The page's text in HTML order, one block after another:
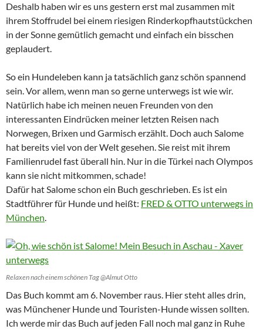
Deshalb haben wir es uns gestern erst mal zusammen mit
ihrem Stoffrudel bei einem riesigen Rinderkopfhautstückchen
in der Sonne gemütlich gemacht und einfach ein bisschen
geplaudert.
So ein Hundeleben kann ja tatsächlich ganz schön spannend
sein. Vor allem, wenn man so gerne unterwegs ist wie wir.
Natürlich habe ich meinen neuen Freunden von den
interessanten Eindrücken meiner letzten Reisen nach
Norwegen, Brixen und Garmisch erzählt. Doch auch Salome
hat bereits viel von der Welt gesehen. Sie reist mit ihrem
Familienrudel fast überall hin. Nur in die Türkei nach Olympos
kann sie nicht mitkommen, schade!
Dafür hat Salome schon ein Buch geschrieben. Es ist ein
Stadtführer für Hunde und heißt: FRED & OTTO unterwegs in
München.
Relaxen nach einem schönen Tag @Almut Otto
Das Buch kommt am 6. November raus. Hier steht alles drin,
was Münchener Hunde und Touristen-Hunde wissen sollten.
Ich werde mir das Buch auf jeden Fall noch mal ganz in Ruhe